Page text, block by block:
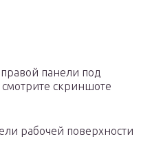
панели под
скриншоте
рабочей поверхности